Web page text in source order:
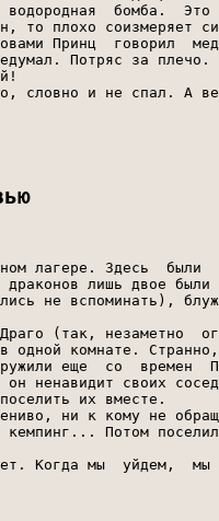
лагере. Здесь  были
лишь двое
не вспоминать),
(так, незаметно
одной комнате.
еще  со  времен
ненавидит своих
их вместе.
ни к кому не
Потом
Когда мы  уйдем,  мы